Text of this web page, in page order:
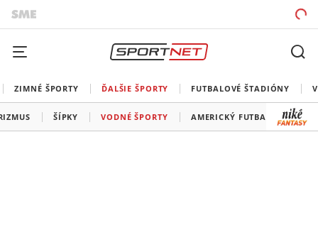
ZIMNÉ ŠPORTY ĎALŠIE ŠPORTY FUTBALOVÉ ŠTADIÓNY
ŠÍPKY VODNÉ ŠPORTY AMERICKÝ FUTBAL